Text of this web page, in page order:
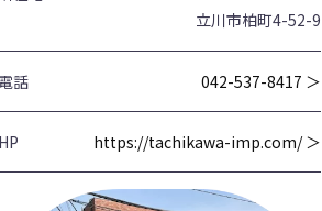
立川市柏町4-52-9
電話 042-537-8417 ＞
HP https://tachikawa-imp.com/ ＞